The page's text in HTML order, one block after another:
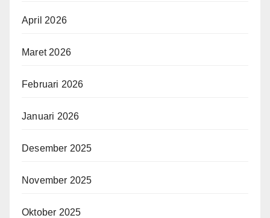
April 2026
Maret 2026
Februari 2026
Januari 2026
Desember 2025
November 2025
Oktober 2025